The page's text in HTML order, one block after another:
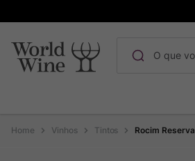
Vinhos Tintos Rocim Reserva
1º Maçanita